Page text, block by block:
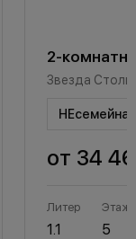
2-
Звезда
от 34
Литер
1.1
Этаж
5